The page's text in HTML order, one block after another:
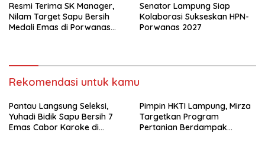
Resmi Terima SK Manager,
Nilam Target Sapu Bersih
Medali Emas di Porwanas
Senator Lampung Siap
Kolaborasi Sukseskan HPN-
Porwanas 2027
Rekomendasi untuk kamu
Pantau Langsung Seleksi,
Yuhadi Bidik Sapu Bersih 7
Emas Cabor Karoke di
Pimpin HKTI Lampung, Mirza
Targetkan Program
Pertanian Berdampak